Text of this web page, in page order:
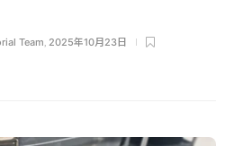
Team, 2025年10月23日